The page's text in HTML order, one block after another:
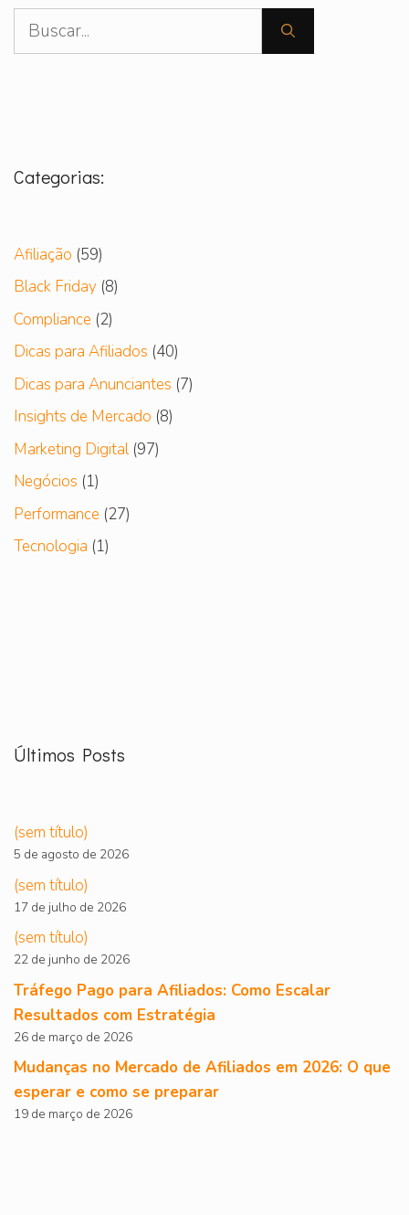
Pesquisar
Categorias:
Afiliação (59)
Black Friday (8)
Compliance (2)
Dicas para Afiliados (40)
Dicas para Anunciantes (7)
Insights de Mercado (8)
Marketing Digital(97)
Negócios (1)
Performance (27)
Tecnologia (1)
Últimos Posts
(sem título)
5 de agosto de 2026
(sem título)
17 de julho de 2026
(sem título)
22 de junho de 2026
Tráfego Pago para Afiliados: Como Escalar
Resultados com Estratégia
26 de março de 2026
Mudanças no Mercado de Afiliados em 2026: O que
esperar e como se preparar
19 de março de 2026